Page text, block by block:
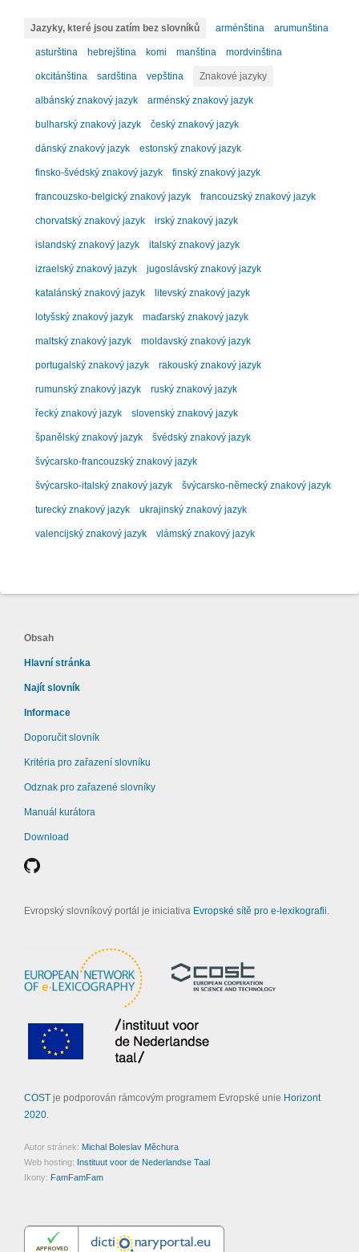
Jazyky, které jsou zatím bez slovníků arménština arumunština
asturština hebrejština komi manština mordvinština
okcitánština sardština vepština Znakové jazyky
albánský znakový jazyk arménský znakový jazyk
bulharský znakový jazyk český znakový jazyk
dánský znakový jazyk estonský znakový jazyk
finsko-švédský znakový jazyk finský znakový jazyk
francouzsko-belgický znakový jazyk francouzský znakový jazyk
chorvatský znakový jazyk irský znakový jazyk
islandský znakový jazyk italský znakový jazyk
izraelský znakový jazyk jugoslávský znakový jazyk
katalánský znakový jazyk litevský znakový jazyk
lotyšský znakový jazyk maďarský znakový jazyk
maltský znakový jazyk moldavský znakový jazyk
portugalský znakový jazyk rakouský znakový jazyk
rumunský znakový jazyk ruský znakový jazyk
řecký znakový jazyk slovenský znakový jazyk
španělský znakový jazyk švédský znakový jazyk
švýcarsko-francouzský znakový jazyk
švýcarsko-italský znakový jazyk švýcarsko-německý znakový jazyk
turecký znakový jazyk ukrajinský znakový jazyk
valencijský znakový jazyk vlámský znakový jazyk
Obsah
Hlavní stránka
Najít slovník
Informace
Doporučit slovník
Kritéria pro zařazení slovníku
Odznak pro zařazené slovníky
Manuál kurátora
Download
Evropský slovníkový portál je iniciativa Evropské sítě pro e-lexikografii.
COSTje podporován rámcovým programem Evropské unie Horizont
2020.
Autor stránek: Michal Boleslav Měchura
Web hosting: Instituut voor de Nederlandse Taal
Ikony: FamFamFam